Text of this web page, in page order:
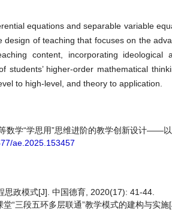
equations and separable variable
of teaching that focuses on the
content, incorporating
students’ higher-order mathematical
to high-level, and theory to application.
数学“学思用”思维进阶的教学创新设计——
ae.2025.153457
思政模式[J]. 中国德育, 2020(17): 41-44.
“三段五环多层联通”教学模式的建构与实